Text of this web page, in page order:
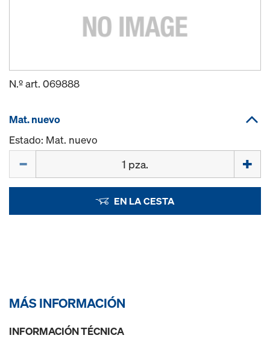
N.º art. 069888
Mat. nuevo
Estado: Mat. nuevo
EN LA CESTA
MÁS INFORMACIÓN
INFORMACIÓN TÉCNICA